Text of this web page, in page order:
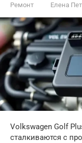
Ремонт Елена
Volkswagen Golf
сталкиваются с